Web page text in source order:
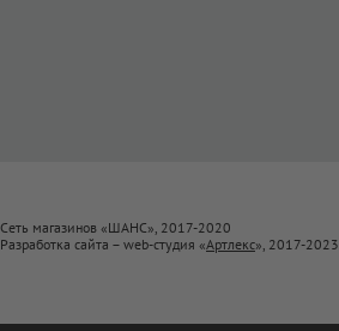
Сеть магазинов «ШАНС», 2017-2020
Разработка сайта – web-студия «Артлекс», 2017-2023